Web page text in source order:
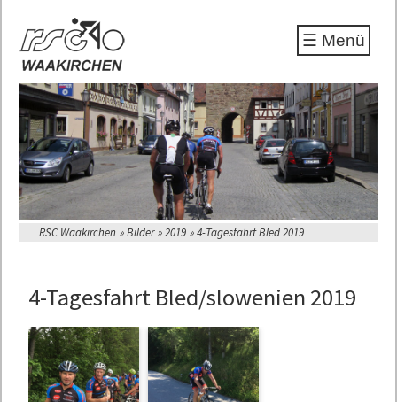
☰ Menü
RSC Waakirchen Bilder 2019 4-Tagesfahrt Bled 2019
4-Tagesfahrt Bled/slowenien 2019